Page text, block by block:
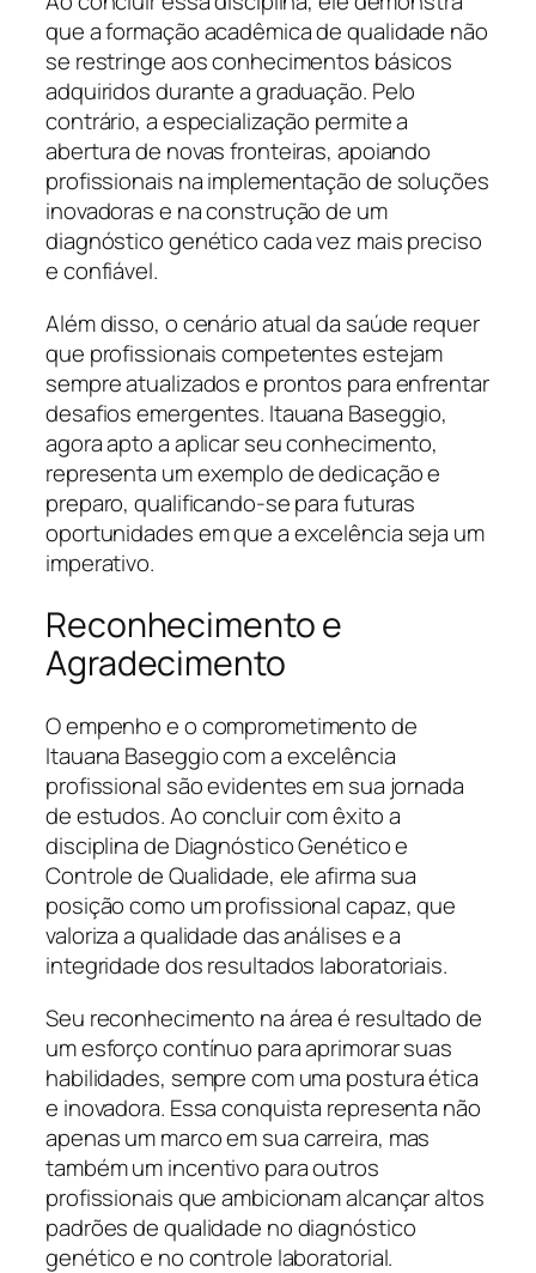
que a formação acadêmica de qualidade não
se restringe aos conhecimentos básicos
adquiridos durante a graduação. Pelo
contrário, a especialização permite a
abertura de novas fronteiras, apoiando
profissionais na implementação de soluções
inovadoras e na construção de um
diagnóstico genético cada vez mais preciso
e confiável.
Além disso, o cenário atual da saúde requer
que profissionais competentes estejam
sempre atualizados e prontos para enfrentar
desafios emergentes. Itauana Baseggio,
agora apto a aplicar seu conhecimento,
representa um exemplo de dedicação e
preparo, qualificando-se para futuras
oportunidades em que a excelência seja um
imperativo.
Reconhecimento e
Agradecimento
O empenho e o comprometimento de
Itauana Baseggio com a excelência
profissional são evidentes em sua jornada
de estudos. Ao concluir com êxito a
disciplina de Diagnóstico Genético e
Controle de Qualidade, ele afirma sua
posição como um profissional capaz, que
valoriza a qualidade das análises e a
integridade dos resultados laboratoriais.
Seu reconhecimento na área é resultado de
um esforço contínuo para aprimorar suas
habilidades, sempre com uma postura ética
e inovadora. Essa conquista representa não
apenas um marco em sua carreira, mas
também um incentivo para outros
profissionais que ambicionam alcançar altos
padrões de qualidade no diagnóstico
genético e no controle laboratorial.